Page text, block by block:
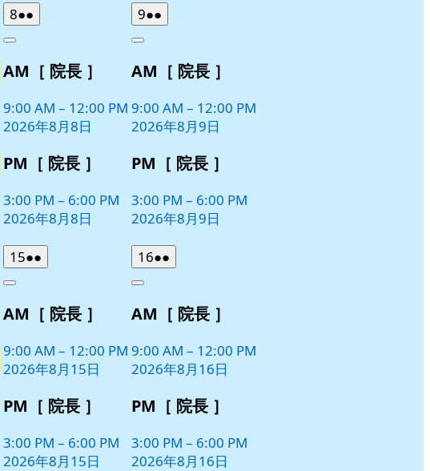
82026
年
月
日
●●
件
イ
ン
ト)
Close
AM［ 院長 ］
9:00 AM – 12:00 PM
2026年8月8日
PM［ 院長 ］
3:00 PM – 6:00 PM
2026年8月8日
92026
年
月
日
●●
件
イ
ン
ト)
Close
AM［ 院長 ］
9:00 AM – 12:00 PM
2026年8月9日
PM［ 院長 ］
3:00 PM – 6:00 PM
2026年8月9日
152026
年
月
日
●●
件
イ
ン
ト)
Close
AM［ 院長 ］
9:00 AM – 12:00 PM
2026年8月15日
PM［ 院長 ］
3:00 PM – 6:00 PM
2026年8月15日
162026
年
月
日
●●
件
イ
ン
ト)
Close
AM［ 院長 ］
9:00 AM – 12:00 PM
2026年8月16日
PM［ 院長 ］
3:00 PM – 6:00 PM
2026年8月16日